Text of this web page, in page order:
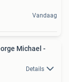
Vandaag
Michael -
Details